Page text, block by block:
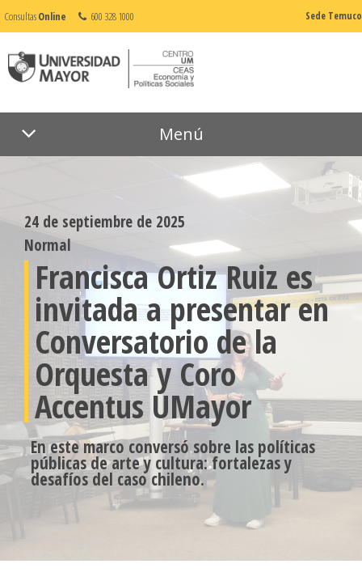
ConsultasOnline 600 328 1000 Sede Temuco
Menú
24 de septiembre de 2025
Normal
Francisca Ortiz Ruiz es
invitada a presentar en
Conversatorio de la
Orquesta y Coro
Accentus UMayor
En este marco conversó sobre las políticas
públicas de arte y cultura: fortalezas y
desafíos del caso chileno.